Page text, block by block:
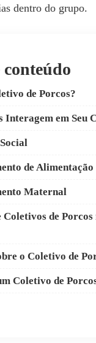
dentro do grupo.
conteúdo
de Porcos?
Interagem em Seu
de Alimentação
Maternal
de Porcos
o Coletivo de
Coletivo de